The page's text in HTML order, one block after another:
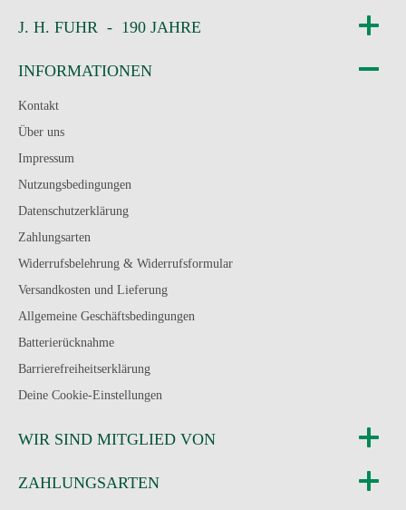
J. H. FUHR - 190 JAHRE
INFORMATIONEN
Kontakt
Über uns
Impressum
Nutzungsbedingungen
Datenschutzerklärung
Zahlungsarten
Widerrufsbelehrung & Widerrufsformular
Versandkosten und Lieferung
Allgemeine Geschäftsbedingungen
Batterierücknahme
Barrierefreiheitserklärung
Deine Cookie-Einstellungen
WIR SIND MITGLIED VON
ZAHLUNGSARTEN